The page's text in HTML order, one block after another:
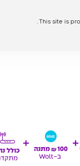
This site is